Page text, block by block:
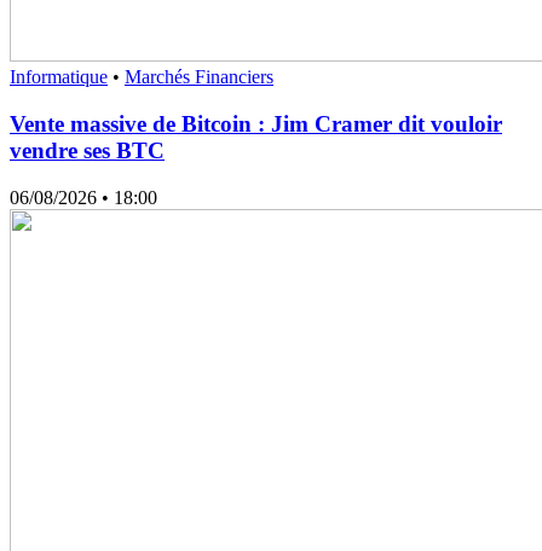
Informatique • Marchés Financiers
Vente massive de Bitcoin : Jim Cramer dit vouloir
vendre ses BTC
06/08/2026 • 18:00